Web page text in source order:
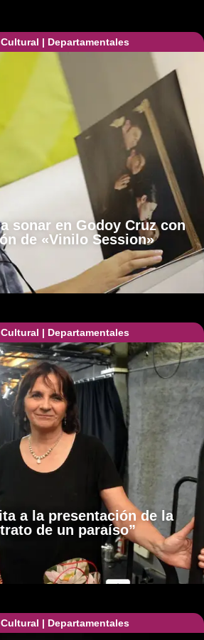
| Departamentales
sonar en Godoy Cruz con
de «Vinilo Session»
| Departamentales
a la presentación de la
de un paraíso”
| Departamentales